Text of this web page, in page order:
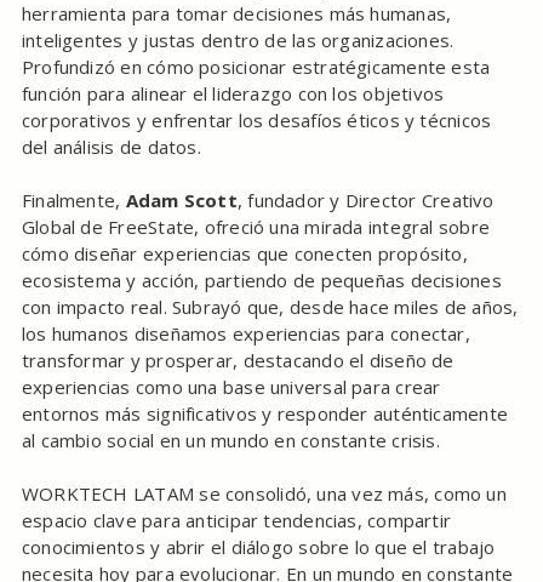
herramienta para tomar decisiones más humanas,
inteligentes y justas dentro de las organizaciones.
Profundizó en cómo posicionar estratégicamente esta
función para alinear el liderazgo con los objetivos
corporativos y enfrentar los desafíos éticos y técnicos
del análisis de datos.
Finalmente, Adam Scott, fundador y Director Creativo
Global de FreeState, ofreció una mirada integral sobre
cómo diseñar experiencias que conecten propósito,
ecosistema y acción, partiendo de pequeñas decisiones
con impacto real. Subrayó que, desde hace miles de años,
los humanos diseñamos experiencias para conectar,
transformar y prosperar, destacando el diseño de
experiencias como una base universal para crear
entornos más significativos y responder auténticamente
al cambio social en un mundo en constante crisis.
WORKTECH LATAM se consolidó, una vez más, como un
espacio clave para anticipar tendencias, compartir
conocimientos y abrir el diálogo sobre lo que el trabajo
necesita hoy para evolucionar. En un mundo en constante